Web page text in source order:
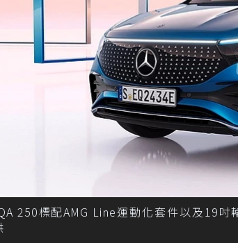
250標配AMG Line運動化套件以及19